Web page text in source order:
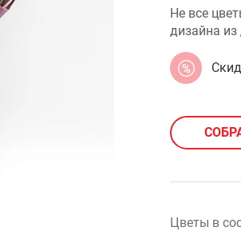
Не все
дизайна из
Цветы в